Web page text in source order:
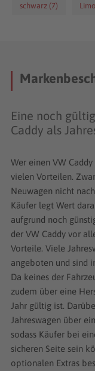
schwarz (7)
Eine noch
Caddy als
Wer einen VW
vielen Vorteilen.
Neuwagen nicht
Käufer legt Wert
aufgrund noch
der VW Caddy vor
Vorteile. Viele
angeboten und sind
Da keines der
zudem über eine
Jahr gültig ist.
Jahreswagen über
sodass Käufer bei
sicheren Seite sein
optionalen Extras